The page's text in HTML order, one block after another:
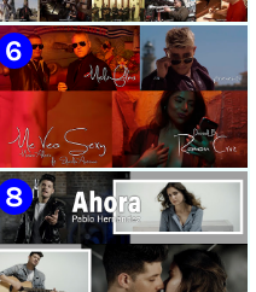
Manzanares - ¨Ya es
después¨ - Videoclip -
Dirección: Lester Hamlet
🟡 75 Artistas Cubanos
¨Guantanamera¨ - Playing
For Change - Song Around
The World
🟡 Máxima Alerta & Eduardo